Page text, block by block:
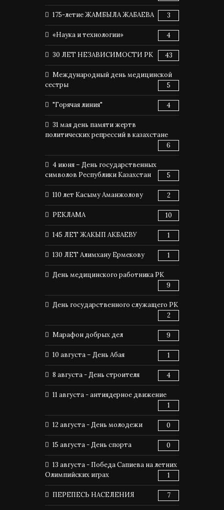
175-летие ЖАМБЫЛА ЖАБАЕВА 3
«Наука и технологии» 4
30 ЛЕТ НЕЗАВИСИМОСТИ РК 43
Международный день медицинской
сестры
5
"Горячая линия" 4
31 мая день памяти жертв
политических репрессий в казахстане
6
4 июня – День государственных
символов Республики Казахстан
5
110 лет Касыму Аманжолову 2
РЕКЛАМА 10
145 ЛЕТ ЖАКЫП АКБАЕВУ 1
130 ЛЕТ Алимхану Ермекову 1
День медицинского работника РК
9
День государственного служащего РК
2
Марафон добрых дел 9
10 августа – День Абая 1
8 августа - День строителя 4
11 августа - антиядерное движение
1
12 августа - День молодежи 0
15 августа - День спорта 0
13 августа - Победа Сапиева на летних
Олимпийских играх
1
ПЕРЕПЕСЬ НАСЕЛЕНИЯ 7